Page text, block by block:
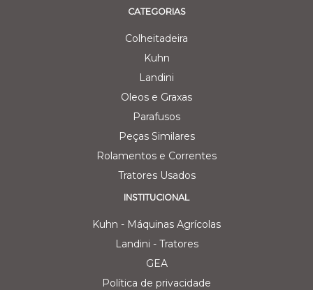
CATEGORIAS
Colheitadeira
Kuhn
Landini
Oleos e Graxas
Parafusos
Peças Similares
Rolamentos e Correntes
Tratores Usados
INSTITUCIONAL
Kuhn - Máquinas Agrícolas
Landini - Tratores
GEA
Política de privacidade